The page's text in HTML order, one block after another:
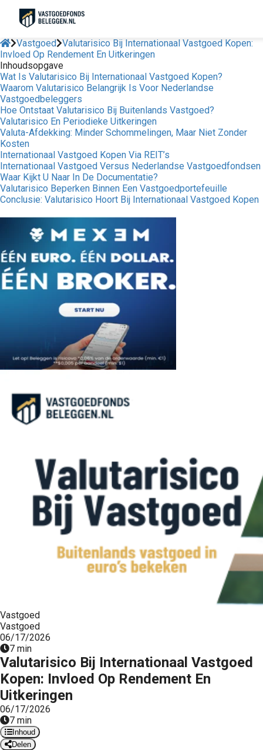
Vastgoed Valutarisico Bij Internationaal Vastgoed Kopen:
Invloed Op Rendement En Uitkeringen
Inhoudsopgave
Wat Is Valutarisico Bij Internationaal Vastgoed Kopen?
Waarom Valutarisico Belangrijk Is Voor Nederlandse
Vastgoedbeleggers
Hoe Ontstaat Valutarisico Bij Buitenlands Vastgoed?
Valutarisico En Periodieke Uitkeringen
Valuta-Afdekking: Minder Schommelingen, Maar Niet Zonder
Kosten
Internationaal Vastgoed Kopen Via REIT’s
Internationaal Vastgoed Versus Nederlandse Vastgoedfondsen
Waar Kijkt U Naar In De Documentatie?
Valutarisico Beperken Binnen Een Vastgoedportefeuille
Conclusie: Valutarisico Hoort Bij Internationaal Vastgoed Kopen
Vastgoed
Vastgoed
06/17/2026
7 min
Valutarisico Bij Internationaal Vastgoed
Kopen: Invloed Op Rendement En
Uitkeringen
06/17/2026
7 min
Inhoud
Delen